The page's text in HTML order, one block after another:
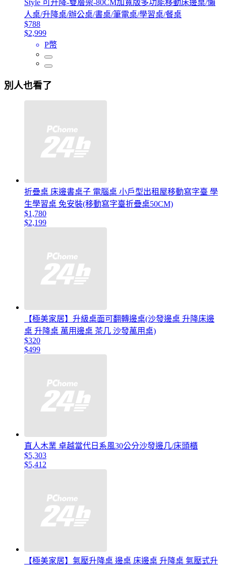
Style 可升降-雙層架-80CM加寬版多功能移動床邊桌/懶
人桌/升降桌/辦公桌/書桌/筆電桌/學習桌/餐桌
$788
$2,999
P幣
別人也看了
折疊桌 床邊書桌子 電腦桌 小戶型出租屋移動寫字臺 學
生學習桌 免安裝(移動寫字臺折疊桌50CM)
$1,780
$2,199
【極美家居】升級桌面可翻轉邊桌(沙發邊桌 升降床邊
桌 升降桌 萬用邊桌 茶几 沙發萬用桌)
$320
$499
直人木業 卓越當代日系風30公分沙發邊几/床頭櫃
$5,303
$5,412
【極美家居】氣壓升降桌 邊桌 床邊桌 升降桌 氣壓式升